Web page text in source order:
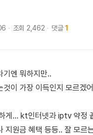
조회 2,462 댓글 1
기엔 뭐하지만..
것이 가장 이득인지 모르겠
게... kt인터넷과 iptv 약정
지원금 혜택 등등.. 잘 모르